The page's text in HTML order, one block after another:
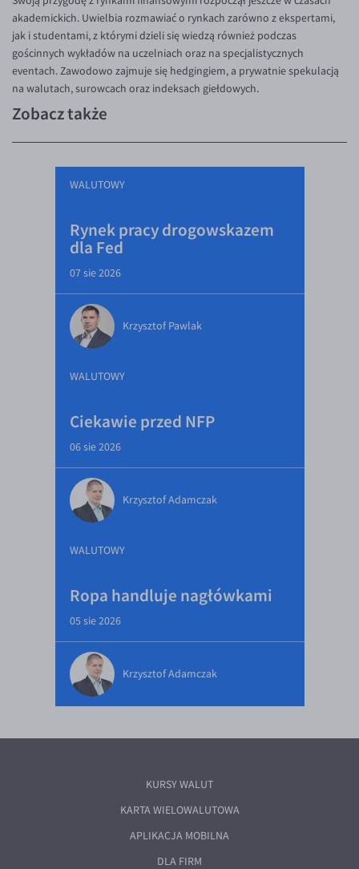
akademickich. Uwielbia rozmawiać o rynkach zarówno z ekspertami,
jak i studentami, z którymi dzieli się wiedzą również podczas
gościnnych wykładów na uczelniach oraz na specjalistycznych
eventach. Zawodowo zajmuje się hedgingiem, a prywatnie spekulacją
na walutach, surowcach oraz indeksach giełdowych.
Zobacz także
WALUTOWY
Rynek pracy drogowskazem
dla Fed
07 sie 2026
Krzysztof Pawlak
WALUTOWY
Ciekawie przed NFP
06 sie 2026
Krzysztof Adamczak
WALUTOWY
Ropa handluje nagłówkami
05 sie 2026
Krzysztof Adamczak
KURSY WALUT
KARTA WIELOWALUTOWA
APLIKACJA MOBILNA
DLA FIRM